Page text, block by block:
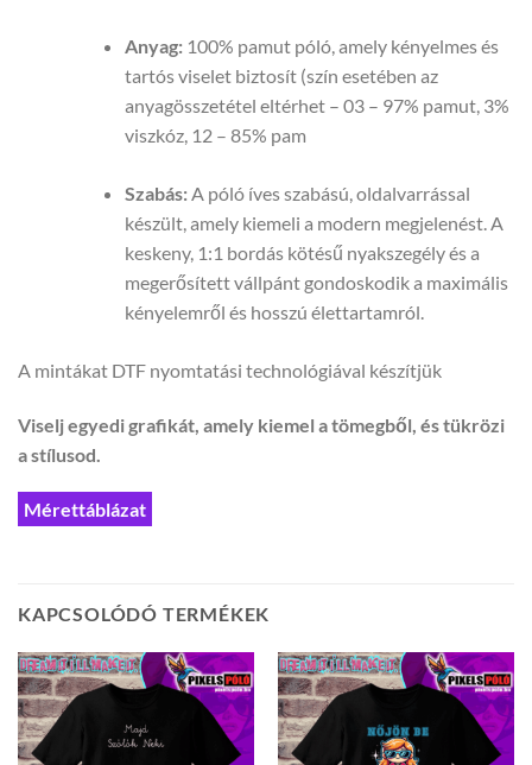
Anyag:100% pamut póló, amely kényelmes és
tartós viselet biztosít (szín esetében az
anyagösszetétel eltérhet – 03 – 97% pamut, 3%
viszkóz, 12 – 85% pam
Szabás:A póló íves szabású, oldalvarrással
készült, amely kiemeli a modern megjelenést. A
keskeny, 1:1 bordás kötésű nyakszegély és a
megerősített vállpánt gondoskodik a maximális
kényelemről és hosszú élettartamról.
A mintákat DTF nyomtatási technológiával készítjük
Viselj egyedi grafikát, amely kiemel a tömegből, és tükrözi
a stílusod.
Mérettáblázat
KAPCSOLÓDÓ TERMÉKEK